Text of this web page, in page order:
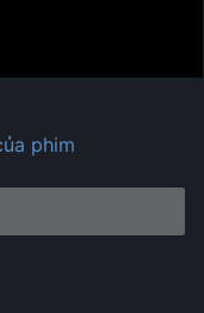
phim